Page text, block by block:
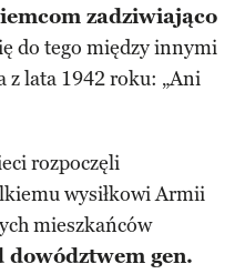
zadziwiająco
do tego między innymi
z lata 1942 roku: „Ani
rozpoczęli
wysiłkowi Armii
mieszkańców
dowództwem gen.